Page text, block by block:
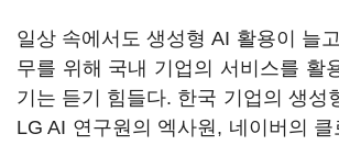
일상 속에서도 생성형 AI 활용이 늘
무를 위해 국내 기업의 서비스를 활
기는 듣기 힘들다. 한국 기업의 생성
LG AI 연구원의 엑사원, 네이버의